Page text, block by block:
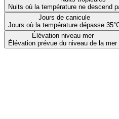
Nuits où la température ne descend
Jours de canicule
Jours où la température dépasse
Élévation niveau mer
Élévation prévue du niveau de la mer